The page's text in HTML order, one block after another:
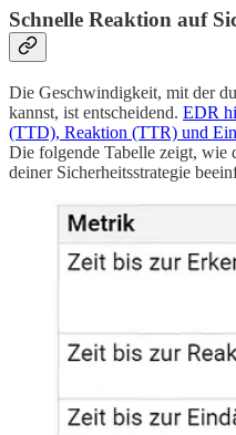
Schnelle Reaktion auf
Die Geschwindigkeit, mit der
kannst, ist entscheidend. EDR
(TTD), Reaktion (TTR) und
Die folgende Tabelle zeigt,
deiner Sicherheitsstrategie